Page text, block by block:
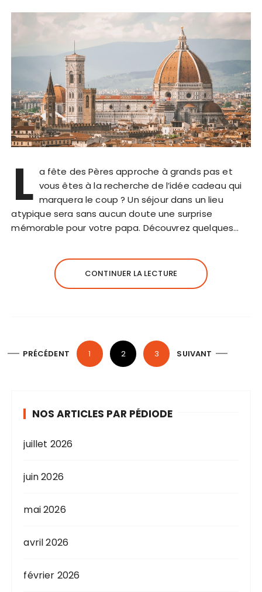
L a fête des Pères approche à grands pas et
vous êtes à la recherche de l’idée cadeau qui
marquera le coup ? Un séjour dans un lieu
atypique sera sans aucun doute une surprise
mémorable pour votre papa. Découvrez quelques…
CONTINUER LA LECTURE
PRÉCÉDENT 1 2 3 SUIVANT
NOS ARTICLES PAR PÉDIODE
juillet 2026
juin 2026
mai 2026
avril 2026
février 2026